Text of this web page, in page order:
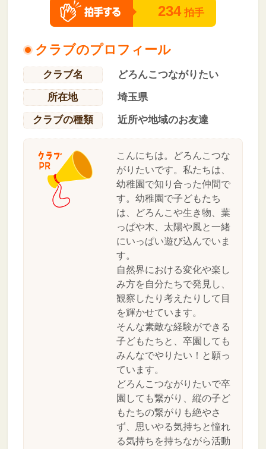
234 拍手
クラブのプロフィール
クラブ名
どろんこつながりたい
所在地
埼玉県
クラブの種類
近所や地域のお友達
こんにちは。どろんこつな
がりたいです。私たちは、
幼稚園で知り合った仲間で
す。幼稚園で子どもたち
は、どろんこや生き物、葉
っぱや木、太陽や風と一緒
にいっぱい遊び込んでいま
す。
自然界における変化や楽し
み方を自分たちで発見し、
観察したり考えたりして目
を輝かせています。
そんな素敵な経験ができる
子どもたちと、卒園しても
みんなでやりたい！と願っ
ています。
どろんこつながりたいで卒
園しても繋がり、縦の子ど
もたちの繋がりも絶やさ
ず、思いやる気持ちと憧れ
る気持ちを持ちながら活動